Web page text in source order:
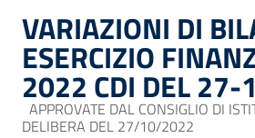
VARIAZIONI DI
ESERCIZIO
2022 CDI DEL
APPROVATE DAL CONSIGLIO DI
DELIBERA DEL 27/10/2022